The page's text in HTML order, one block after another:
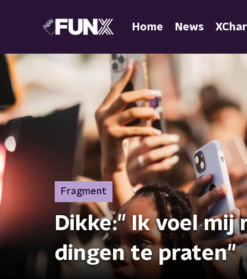
Home News
Fragment
Dikke:" Ik voel
dingen te praten"